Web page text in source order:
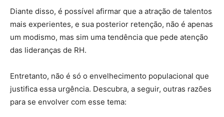
Diante disso, é possível afirmar que a atração de talentos
mais experientes, e sua posterior retenção, não é apenas
um modismo, mas sim uma tendência que pede atenção
das lideranças de RH.
Entretanto, não é só o envelhecimento populacional que
justifica essa urgência. Descubra, a seguir, outras razões
para se envolver com esse tema: